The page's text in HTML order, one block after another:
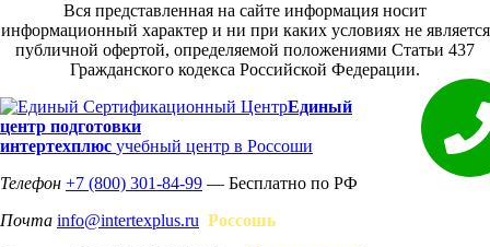
Вся представленная на сайте информация носит
информационный характер и ни при каких условиях не является
публичной офертой, определяемой положениями Статьи 437
Гражданского кодекса Российской Федерации.
Единый
центр подготовки
интертехплюс учебный центр в Россоши
Телефон +7 (800) 301-84-99 — Бесплатно по РФ
Почта info@intertexplus.ru Россошь